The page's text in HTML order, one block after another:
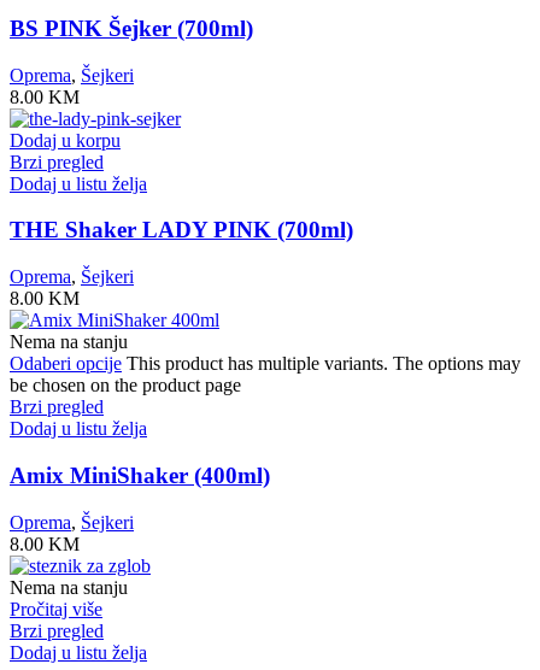
BS PINK Šejker (700ml)
Oprema, Šejkeri
8.00 KM
Dodaj u korpu
Brzi pregled
Dodaj u listu želja
THE Shaker LADY PINK (700ml)
Oprema, Šejkeri
8.00 KM
Nema na stanju
Odaberi opcije This product has multiple variants. The options may
be chosen on the product page
Brzi pregled
Dodaj u listu želja
Amix MiniShaker (400ml)
Oprema, Šejkeri
8.00 KM
Nema na stanju
Pročitaj više
Brzi pregled
Dodaj u listu želja